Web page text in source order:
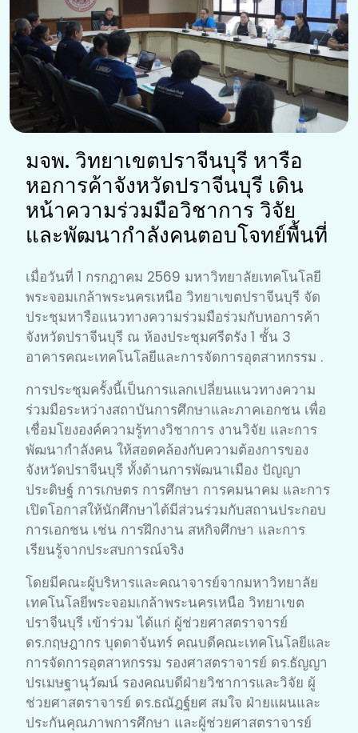
มจพ. วิทยาเขตปราจีนบุรี หารือ
หอการค้าจังหวัดปราจีนบุรี เดิน
หน้าความร่วมมือวิชาการ วิจัย
และพัฒนากำลังคนตอบโจทย์พื้นที่
เมื่อวันที่ 1 กรกฎาคม 2569 มหาวิทยาลัยเทคโนโลยี
พระจอมเกล้าพระนครเหนือ วิทยาเขตปราจีนบุรี จัด
ประชุมหารือแนวทางความร่วมมือร่วมกับหอการค้า
จังหวัดปราจีนบุรี ณ ห้องประชุมศรีตรัง 1 ชั้น 3
อาคารคณะเทคโนโลยีและการจัดการอุตสาหกรรม .
การประชุมครั้งนี้เป็นการแลกเปลี่ยนแนวทางความ
ร่วมมือระหว่างสถาบันการศึกษาและภาคเอกชน เพื่อ
เชื่อมโยงองค์ความรู้ทางวิชาการ งานวิจัย และการ
พัฒนากำลังคน ให้สอดคล้องกับความต้องการของ
จังหวัดปราจีนบุรี ทั้งด้านการพัฒนาเมือง ปัญญา
ประดิษฐ์ การเกษตร การศึกษา การคมนาคม และการ
เปิดโอกาสให้นักศึกษาได้มีส่วนร่วมกับสถานประกอบ
การเอกชน เช่น การฝึกงาน สหกิจศึกษา และการ
เรียนรู้จากประสบการณ์จริง
โดยมีคณะผู้บริหารและคณาจารย์จากมหาวิทยาลัย
เทคโนโลยีพระจอมเกล้าพระนครเหนือ วิทยาเขต
ปราจีนบุรี เข้าร่วม ได้แก่ ผู้ช่วยศาสตราจารย์
ดร.กฤษฎากร บุดดาจันทร์ คณบดีคณะเทคโนโลยีและ
การจัดการอุตสาหกรรม รองศาสตราจารย์ ดร.ธัญญา
ปรเมษฐานุวัฒน์ รองคณบดีฝ่ายวิชาการและวิจัย ผู้
ช่วยศาสตราจารย์ ดร.ธณัฎฐ์ยศ สมใจ ฝ่ายแผนและ
ประกันคุณภาพการศึกษา และผู้ช่วยศาสตราจารย์